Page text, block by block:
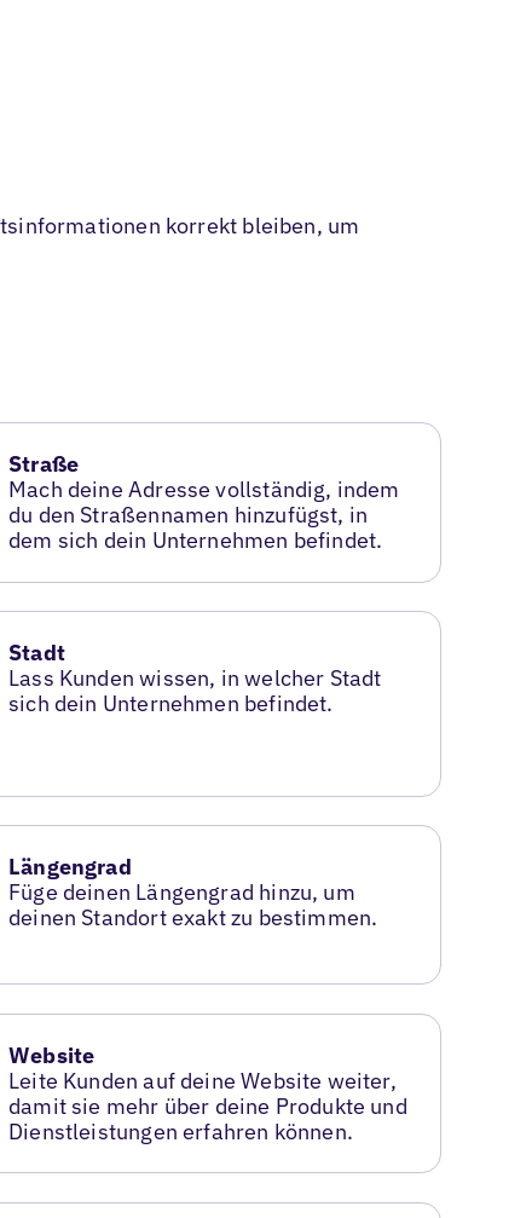
korrekt bleiben, um
Straße
Mach deine Adresse vollständig, indem
du den Straßennamen hinzufügst, in
dem sich dein Unternehmen befindet.
Stadt
Lass Kunden wissen, in welcher Stadt
sich dein Unternehmen befindet.
Längengrad
Füge deinen Längengrad hinzu, um
deinen Standort exakt zu bestimmen.
Website
Leite Kunden auf deine Website weiter,
damit sie mehr über deine Produkte und
Dienstleistungen erfahren können.